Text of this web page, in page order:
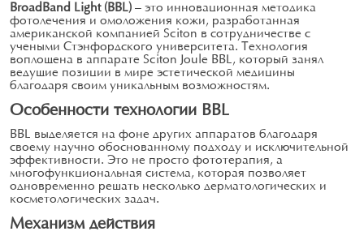
BroadBand Light (BBL) — это инновационная методика
фотолечения и омоложения кожи, разработанная
американской компанией Sciton в сотрудничестве с
учеными Стэнфордского университета. Технология
воплощена в аппарате Sciton Joule BBL, который занял
ведущие позиции в мире эстетической медицины
благодаря своим уникальным возможностям.
Особенности технологии BBL
BBL выделяется на фоне других аппаратов благодаря
своему научно обоснованному подходу и исключительной
эффективности. Это не просто фототерапия, а
многофункциональная система, которая позволяет
одновременно решать несколько дерматологических и
косметологических задач.
Механизм действия